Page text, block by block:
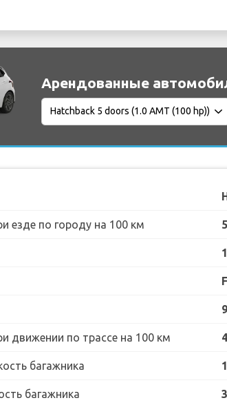
Арендованные
езде по городу на 100 км
движении по трассе на 100 км
багажника
багажника